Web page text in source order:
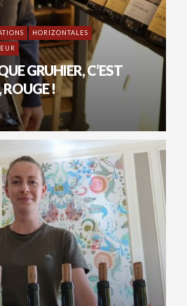
HORIZONTALES
GRUHIER, C’EST
ROUGE !